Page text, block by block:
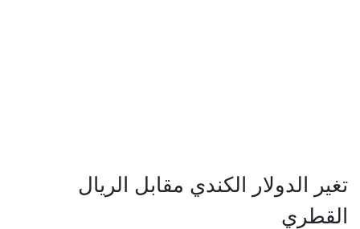
تغير الدولار الكندي مقابل الريال
القطري